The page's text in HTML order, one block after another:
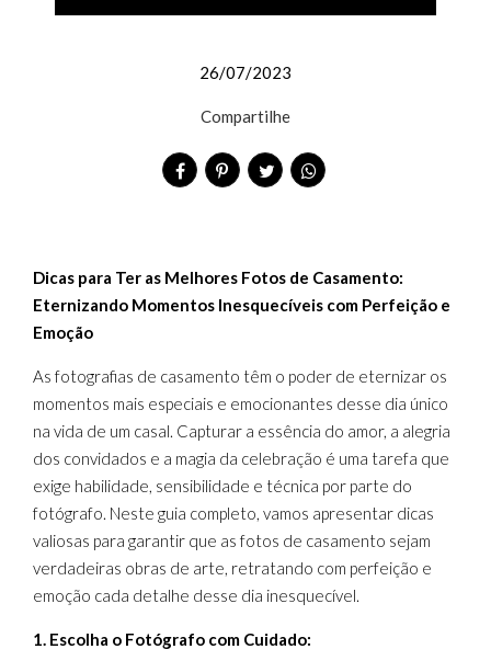
26/07/2023
Compartilhe
Dicas para Ter as Melhores Fotos de Casamento:
Eternizando Momentos Inesquecíveis com Perfeição e
Emoção
As fotografias de casamento têm o poder de eternizar os
momentos mais especiais e emocionantes desse dia único
na vida de um casal. Capturar a essência do amor, a alegria
dos convidados e a magia da celebração é uma tarefa que
exige habilidade, sensibilidade e técnica por parte do
fotógrafo. Neste guia completo, vamos apresentar dicas
valiosas para garantir que as fotos de casamento sejam
verdadeiras obras de arte, retratando com perfeição e
emoção cada detalhe desse dia inesquecível.
1. Escolha o Fotógrafo com Cuidado: